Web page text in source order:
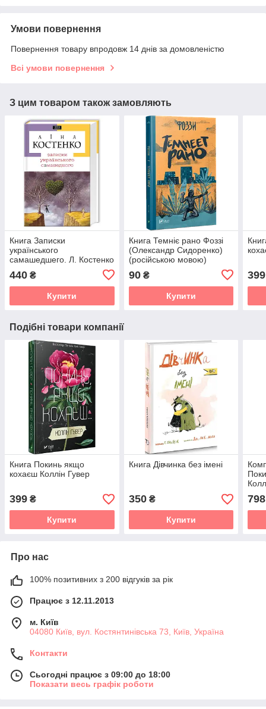
Умови повернення
Повернення товару впродовж 14 днів за домовленістю
Всі умови повернення
З цим товаром також замовляють
Книга Записки
українського
самашедшего. Л. Костенко
440 ₴
Купити
Книга Темніє рано Фоззі
(Олександр Сидоренко)
(російською мовою)
90₴
Купити
399
Подібні товари компанії
Книга Покинь якщо
кохаєш Коллін Гувер
399 ₴
Купити
Книга Дівчинка без імені
350₴
Купити
798
Про нас
100% позитивних з 200 відгуків за рік
Працює з 12.11.2013
м. Київ
04080 Київ, вул. Костянтинівська 73, Київ, Україна
Контакти
Сьогодні працює з 09:00 до 18:00
Показати весь графік роботи